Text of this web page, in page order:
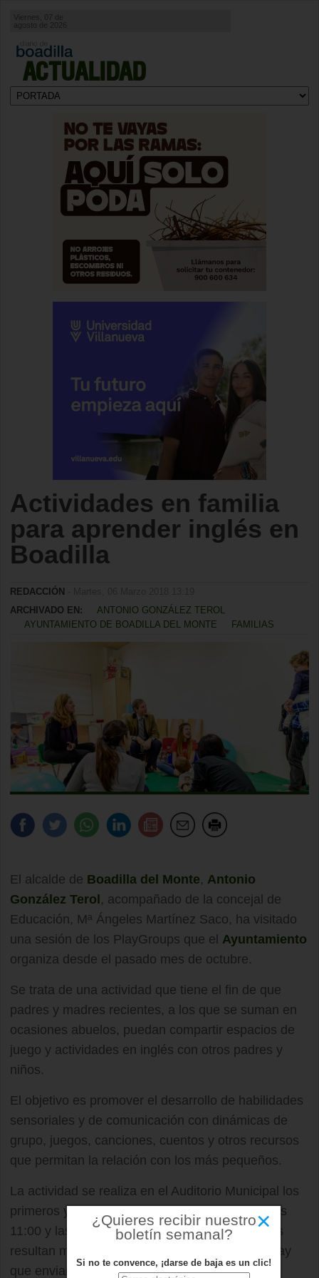
ACTUALIDAD
agosto de 2026
Actividades en familia
para aprender inglés en
Boadilla
REDACCIÓN
ARCHIVADO EN:
ANTONIO GONZÁLEZ TEROL
AYUNTAMIENTO DE BOADILLA DEL MONTE
FAMILIAS
El alcalde de Boadilla del Monte, Antonio
González Terol , acompañado de la concejal de
Educación, Mª Ángeles Martínez Saco, ha visitado
una sesión de los PlayGroups que el Ayuntamiento
organiza desde el pasado mes de octubre.
Se trata de una actividad que tiene el fin de que
padres y madres recientes, a los que se suman en
ocasiones abuelos, puedan compartir espacios de
juego y actividades en inglés con otros padres y
niños.
El objetivo es promover el desarrollo de habilidades
sensoriales y de comunicación con dinámicas de
grupo, juegos, canciones, cuentos y otros recursos
que permitan la relación con los más pequeños.
La actividad se realiza en el Auditorio Municipal los
primeros y terceros lunes de cada mes, entre las
11:00 y las 12:30 horas. Es gratuita y los grupos
resultan muy dinámicos. Para inscribirse solo hay
que enviar hasta dos días antes un correo a la
×
¿Quieres recibir nuestro
boletín semanal?
Si no te convence, ¡darse de baja es un clic!